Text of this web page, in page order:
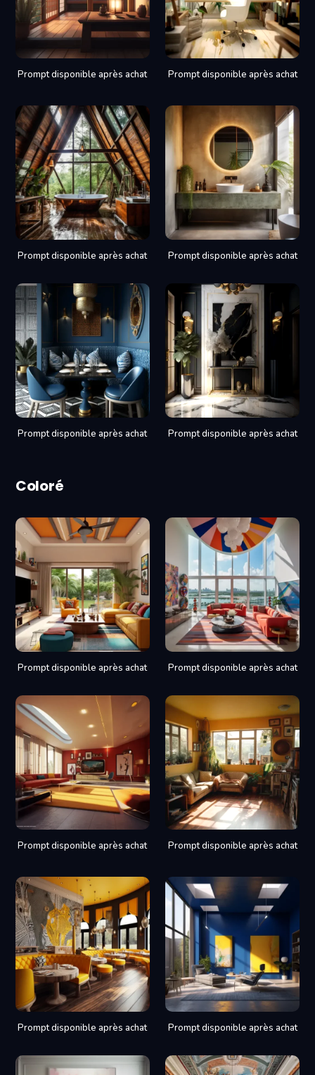
Prompt disponible après achat Prompt disponible après achat
Prompt disponible après achat Prompt disponible après achat
Prompt disponible après achat Prompt disponible après achat
Coloré
Prompt disponible après achat Prompt disponible après achat
Prompt disponible après achat Prompt disponible après achat
Prompt disponible après achat Prompt disponible après achat